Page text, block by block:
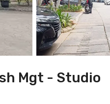
Mgt - Studio